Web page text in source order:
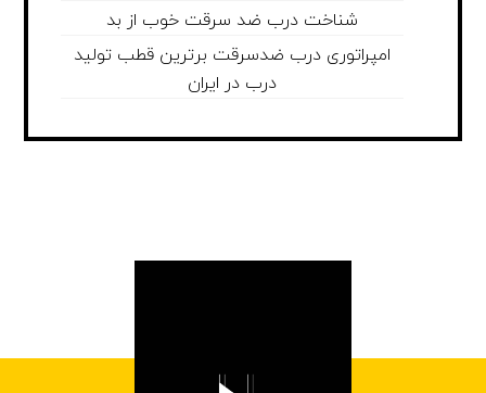
شناخت درب ضد سرقت خوب از بد
امپراتوری درب ضدسرقت برترین قطب تولید
درب در ایران